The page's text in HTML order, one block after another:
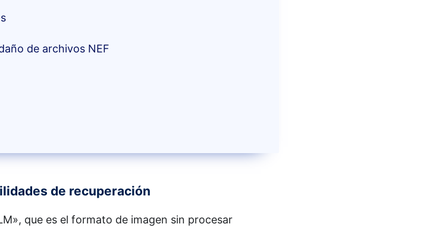
de archivos NEF
de recuperación
que es el formato de imagen sin procesar